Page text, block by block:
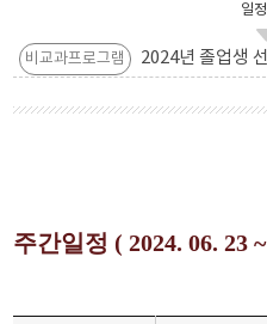
일
비교과프로그램 2024년 졸업생
주간일정 ( 2024. 06. 23